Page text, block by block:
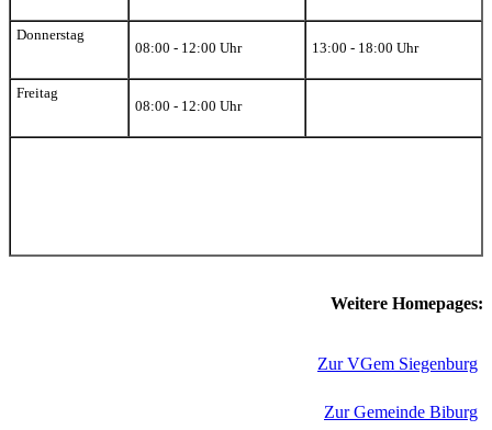
Donnerstag
08:00 - 12:00 Uhr
13:00 - 18:00 Uhr
Freitag
08:00 - 12:00 Uhr
Weitere Homepages:
Zur VGem Siegenburg
Zur Gemeinde Biburg